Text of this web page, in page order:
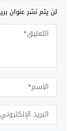
لن يتم نشر عنوان